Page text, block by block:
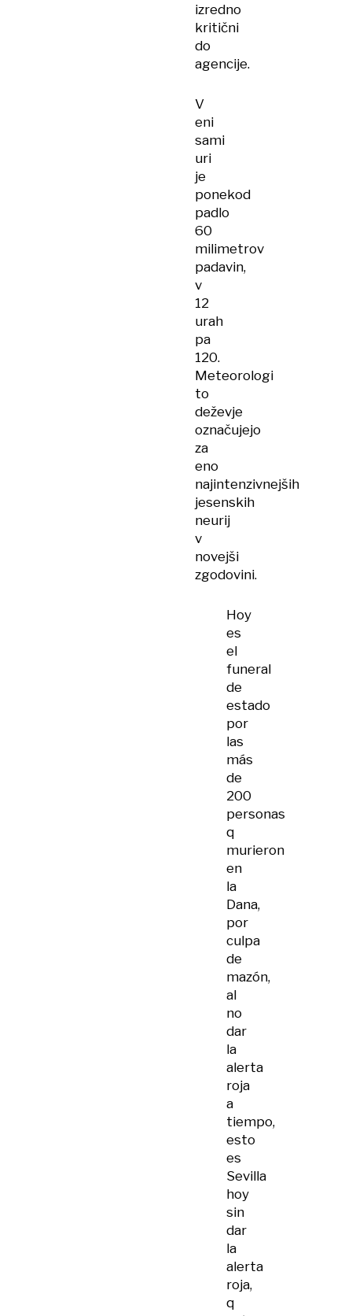
izredno
kritični
do
agencije.
V
eni
sami
uri
je
ponekod
padlo
60
milimetrov
padavin,
v
12
urah
pa
120.
Meteorologi
to
deževje
označujejo
za
eno
najintenzivnejših
jesenskih
neurij
v
novejši
zgodovini.
Hoy
es
el
funeral
de
estado
por
las
más
de
200
personas
q
murieron
en
la
Dana,
por
culpa
de
mazón,
al
no
dar
la
alerta
roja
a
tiempo,
esto
es
Sevilla
hoy
sin
dar
la
alerta
roja,
q